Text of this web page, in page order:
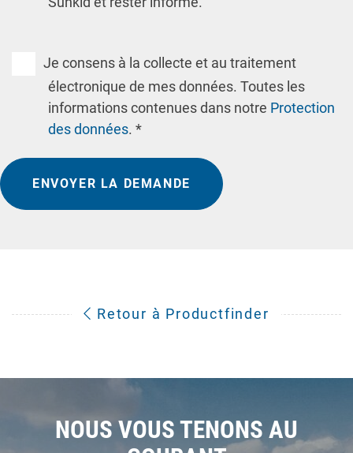
Je consens à la collecte et au traitement
électronique de mes données. Toutes les
informations contenues dans notre Protection
des données. *
ENVOYER LA DEMANDE
Retour à Productfinder
NOUS VOUS TENONS AU